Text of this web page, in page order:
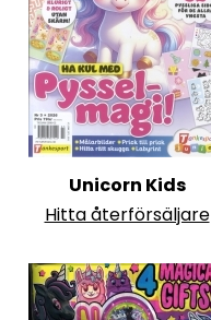
Unicorn Kids
Hitta återförsäljare